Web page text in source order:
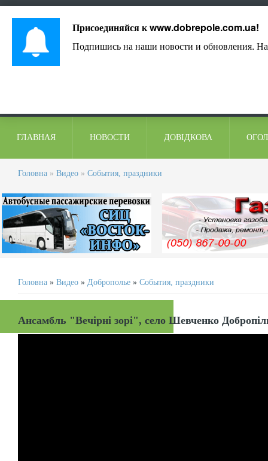
ГЛАВНАЯ НОВОСТИ ДОВІДКОВА
Головна » Видео » События, праздники
Головна » Видео » Доброполье » События, праздники
Ансамбль "Вечірні зорі", село Шевченко
Присоединяйся кwww.dobrepole.com.ua!
Подпишись на наши новости и обновления.